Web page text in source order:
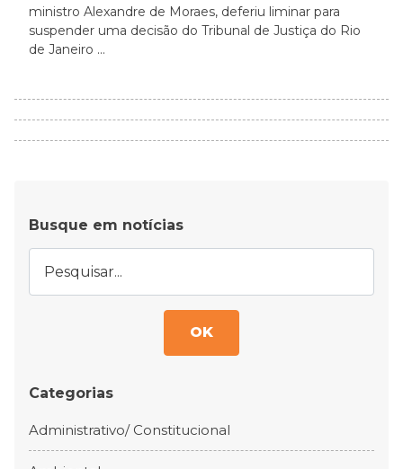
ministro Alexandre de Moraes, deferiu liminar para
suspender uma decisão do Tribunal de Justiça do Rio
de Janeiro ...
Busque em notícias
OK
Categorias
Administrativo/ Constitucional